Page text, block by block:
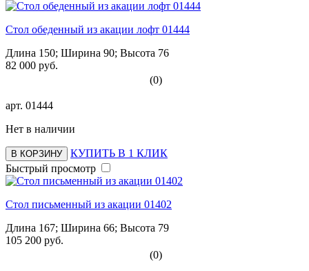
Стол обеденный из акации лофт 01444
Длина 150; Ширина 90; Высота 76
82 000 руб.
(0)
арт. 01444
Нет в наличии
В КОРЗИНУ
КУПИТЬ В 1 КЛИК
Быстрый просмотр
Стол письменный из акации 01402
Длина 167; Ширина 66; Высота 79
105 200 руб.
(0)